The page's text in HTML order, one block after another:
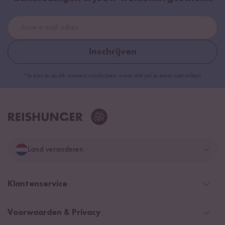
Inschrijven
*Je kan je op elk moment uitschrijven, maar dat zal je zeker niet willen!
Land veranderen
Duitsland
Klantenservice
Help Center (FAQ)
Voorwaarden & Privacy